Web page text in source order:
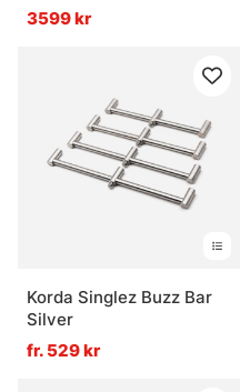
3599 kr
Korda Singlez Buzz Bar
Silver
fr. 529 kr